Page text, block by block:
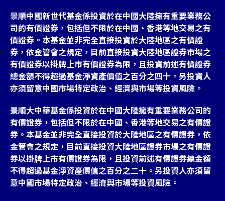
景順中國新世代基金係投資於在中國大陸擁有重要業務公
司的有價證券，包括但不限於在中國、香港等地交易之有
價證券。本基金並非完全直接投資於大陸地區之有價證
券，依金管會之規定，目前直接投資大陸地區證券市場之
有價證券以掛牌上市有價證券為限，且投資前述有價證券
總金額不得超過基金淨資產價值之百分之四十。另投資人
亦須留意中國市場特定政治、經濟與市場等投資風險。
景順大中華基金係投資於在中國大陸擁有重要業務公司的
有價證券，包括但不限於在中國、香港等地交易之有價證
券。本基金並非完全直接投資於大陸地區之有價證券，依
金管會之規定，目前直接投資大陸地區證券市場之有價證
券以掛牌上市有價證券為限，且投資前述有價證券總金額
不得超過基金淨資產價值之百分之二十。另投資人亦須留
意中國市場特定政治、經濟與市場等投資風險。